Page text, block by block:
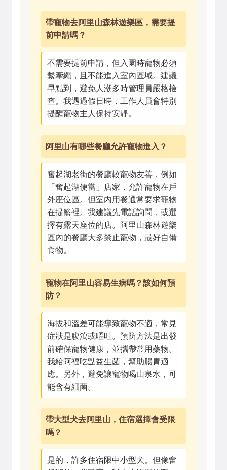
帶寵物去阿里山森林遊樂區，需要提
前申請嗎？
不需要提前申請，但入園時寵物必須
繫牽繩，且不能進入室內區域。建議
早點到，避免人潮多時管理員嚴格檢
查。我遇過假日時，工作人員會特別
提醒寵物主人保持安靜。
阿里山有哪些餐廳允許寵物進入？
奮起湖老街的餐廳較寵物友善，例如
「奮起湖便當」店家，允許寵物在戶
外座位區。但室內用餐通常要求寵物
在提籃裡。我建議先電話詢問，或選
擇有露天座位的店。阿里山森林遊樂
區內的餐廳大多禁止寵物，最好自備
食物。
寵物在阿里山容易生病嗎？該如何預
防？
海拔和溫差可能導致寵物不適，常見
症狀是腹瀉或嘔吐。預防方法是出發
前確保寵物健康，並攜帶常用藥物。
我給阿福吃點益生菌，幫助腸胃適
應。另外，避免讓寵物喝山泉水，可
能含有細菌。
帶大型犬去阿里山，住宿選擇會受限
嗎？
是的，許多住宿限中小型犬。但像奮